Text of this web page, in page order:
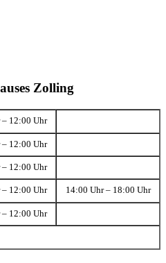
Zolling
12:00 Uhr
12:00 Uhr
12:00 Uhr
12:00 Uhr 14:00 Uhr – 18:00 Uhr
12:00 Uhr